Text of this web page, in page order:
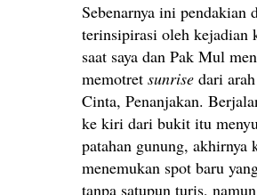
Sebenarnya ini pendakian
terinsipirasi oleh kejadian
saat saya dan Pak Mul
memotret sunrise dari
Cinta, Penanjakan.
ke kiri dari bukit itu
patahan gunung, akhirnya
menemukan spot baru
tanpa satupun turis,